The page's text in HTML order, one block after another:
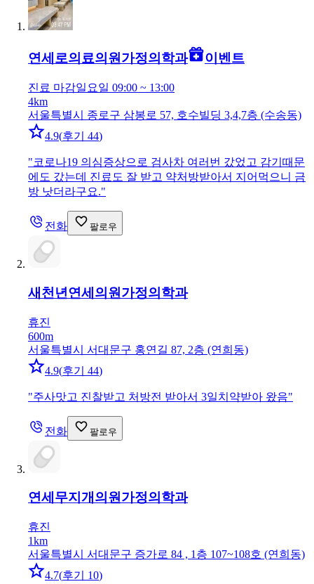
연세로의료의원가정의학과 이벤트
진료 마감일요일 09:00 ~ 13:00
4km
서울특별시 종로구 삼봉로 57, 호수빌딩 3,4,7층 (수송동)
4.9(후기 44)
"코로나19 의심증상으로 검사차 여러번 갔었고 감기때문
에도 갔는데 진료도 잘 받고 약처방받아서 지어먹으니 금
방 낫더라구요."
전화 팔로우
새천년연세의원 가정의학과
휴진
600m
서울특별시 서대문구 홍연길 87, 2층 (연희동)
4.9(후기 44)
"주사맛고 진찰받고 처방전 받아서 3일치약받아 왔음"
전화 팔로우
연세무지개의원가정의학과
휴진
1km
서울특별시 서대문구 증가로 84 , 1층 107~108호 (연희동)
4.7(후기 10)